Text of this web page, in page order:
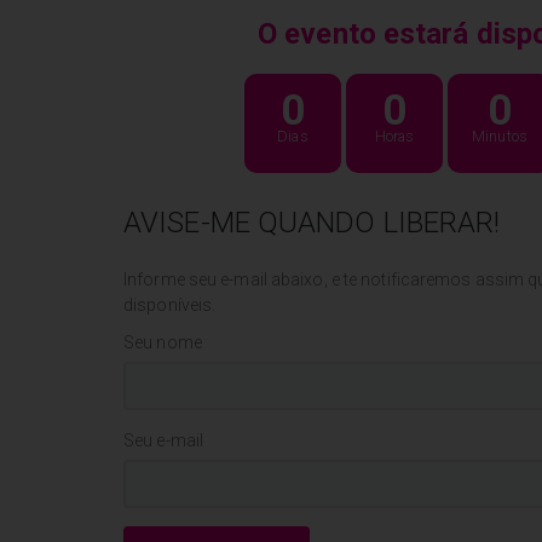
O evento estará
0
Dias
0
Horas
0
Minutos
AVISE-ME QUANDO LIBERAR!
Informe seu e-mail abaixo, e te notificaremos assim
disponíveis.
Seu nome
Seu e-mail